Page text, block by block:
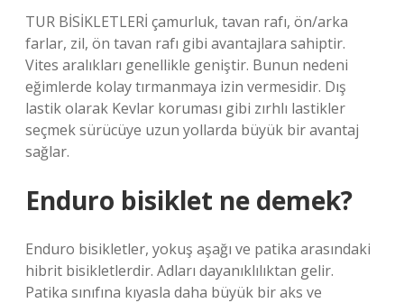
TUR BİSİKLETLERİ çamurluk, tavan rafı, ön/arka
farlar, zil, ön tavan rafı gibi avantajlara sahiptir.
Vites aralıkları genellikle geniştir. Bunun nedeni
eğimlerde kolay tırmanmaya izin vermesidir. Dış
lastik olarak Kevlar koruması gibi zırhlı lastikler
seçmek sürücüye uzun yollarda büyük bir avantaj
sağlar.
Enduro bisiklet ne demek?
Enduro bisikletler, yokuş aşağı ve patika arasındaki
hibrit bisikletlerdir. Adları dayanıklılıktan gelir.
Patika sınıfına kıyasla daha büyük bir aks ve